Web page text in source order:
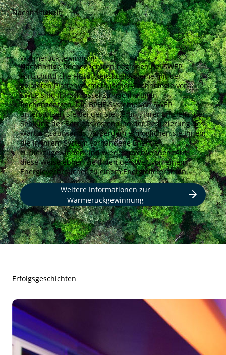
Nachhaltigkeit
Wärmerückgewinnung
Nachhaltige Rechenzentren beginnen bei SWEP
Fortschrittliche Flüssigkeitskühlsysteme mit der
gelöteten Plattenwärmetauscher-Technologie von
SWEP sind Ihr Schlüssel zu nachhaltigen
Rechenzentren. Die BPHE-Systeme von SWEP
unterstützen Sie bei der Steigerung Ihrer Effizienz, der
Senkung der Betriebskosten und der Reduzierung des
Wartungsaufwands. Außerdem ermöglichen sie Ihnen,
die in Ihrem System vorhandene Energie
zurückzugewinnen und wiederzuverwenden: Auf
diese Weise ebnen sie Ihnen den Weg von einem
Energieverbraucher zu einem Energielieferanten.
Weitere Informationen zur
Wärmerückgewinnung
Erfolgsgeschichten